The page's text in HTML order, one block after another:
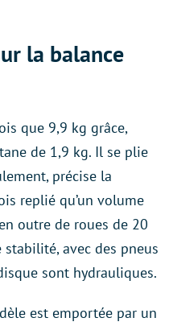
la balance
que 9,9 kg grâce,
de 1,9 kg. Il se plie
précise la
replié qu’un volume
outre de roues de 20
avec des pneus
sont hydrauliques.
est emportée par un